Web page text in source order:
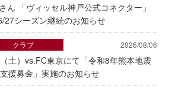
ん 「ヴィッセル神戸公式コネクター」
27シーズン継続のお知らせ
2026/08/06
土）vs.FC東京にて「令和8年熊本地震
援募金」実施のお知らせ
クラブ